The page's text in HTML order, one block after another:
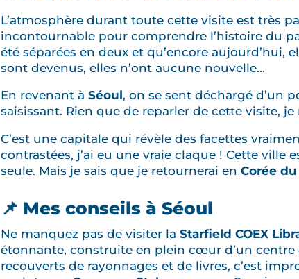
L’atmosphère durant toute cette visite est très
incontournable pour comprendre l’histoire du
été séparées en deux et qu’encore aujourd’hui,
sont devenus, elles n’ont aucune nouvelle...
En revenant à Séoul, on se sent déchargé d’un
saisissant. Rien que de reparler de cette visite,
C’est une capitale qui révèle des facettes
contrastées, j’ai eu une vraie claque ! Cette
seule. Mais je sais que je retournerai en Corée du
📌 Mes conseils à Séoul
Ne manquez pas de visiter la Starfield COEX
étonnante, construite en plein cœur d’un
recouverts de rayonnages et de livres, c’est